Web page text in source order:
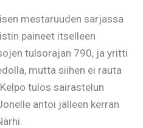
mestaruuden sarjassa
paineet itselleen
tulsorajan 790, ja yritti
mutta siihen ei rauta
tulos sairastelun
antoi jälleen kerran